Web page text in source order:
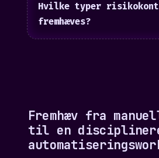
Hvilke typer
fremhæves?
Fremhæv fra
til en